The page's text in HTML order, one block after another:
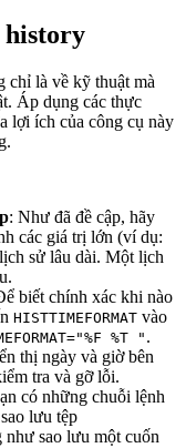
history
chỉ là về kỹ thuật mà
Áp dụng các thực
lợi ích của công cụ này
: Như đã đề cập, hãy
các giá trị lớn (ví dụ:
sử lâu dài. Một lịch
biết chính xác khi nào
HISTTIMEFORMAT vào
%T " .
thị ngày và giờ bên
tra và gỡ lỗi.
có những chuỗi lệnh
lưu tệp
sao lưu một cuốn